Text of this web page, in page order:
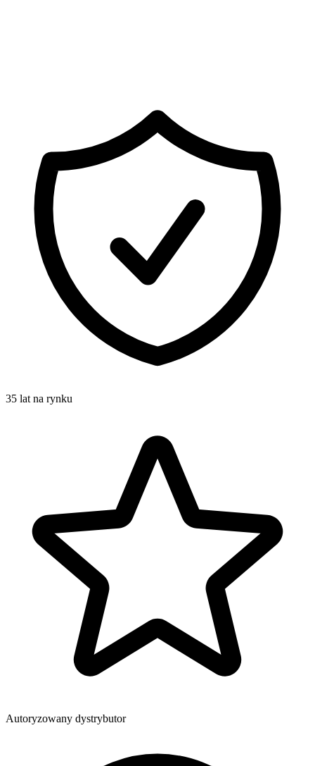
35 lat na rynku
Autoryzowany dystrybutor